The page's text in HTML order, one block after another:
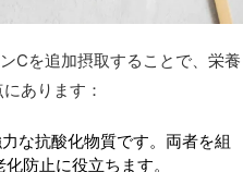
Cを追加摂取することで、栄養
あります：
な抗酸化物質です。両者を組
防止に役立ちます。